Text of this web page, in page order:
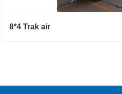
8*4 Trak air